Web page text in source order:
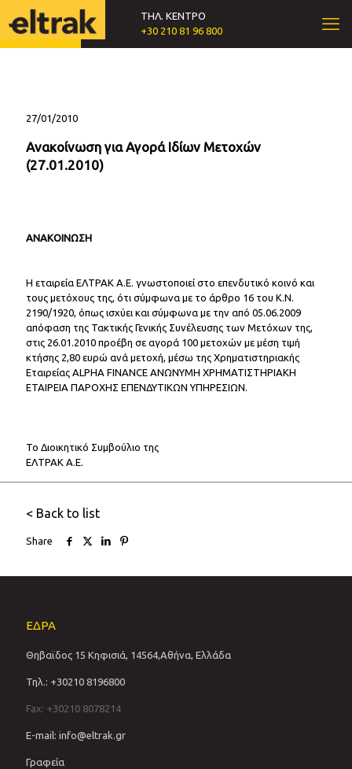
ΤΗΛ. ΚΕΝΤΡΟ
+30 210 81 96 800
27/01/2010
Ανακοίνωση για Αγορά Ιδίων Μετοχών
(27.01.2010)
ΑΝΑΚΟΙΝΩΣΗ
Η εταιρεία ΕΛΤΡΑΚ Α.Ε. γνωστοποιεί στο επενδυτικό κοινό και
τους μετόχους της, ότι σύμφωνα με το άρθρο 16 του Κ.Ν.
2190/1920, όπως ισχύει και σύμφωνα με την από 05.06.2009
απόφαση της Τακτικής Γενικής Συνέλευσης των Μετόχων της,
στις 26.01.2010 προέβη σε αγορά 100 μετοχών με μέση τιμή
κτήσης 2,80 ευρώ ανά μετοχή, μέσω της Χρηματιστηριακής
Εταιρείας ALPHA FINANCE ΑΝΩΝΥΜΗ ΧΡΗΜΑΤΙΣΤΗΡΙΑΚΗ
ΕΤΑΙΡΕΙΑ ΠΑΡΟΧΗΣ ΕΠΕΝΔΥΤΙΚΩΝ ΥΠΗΡΕΣΙΩΝ.
Το Διοικητικό Συμβούλιο της
ΕΛΤΡΑΚ Α.Ε.
< Back to list
Share
ΕΔΡΑ
Θηβαϊδος 15 Κηφισιά, 14564,Αθήνα, Ελλάδα
Τηλ.: +30210 8196800
Fax: +30210 8078214
E-mail: info@eltrak.gr
Γραφεία